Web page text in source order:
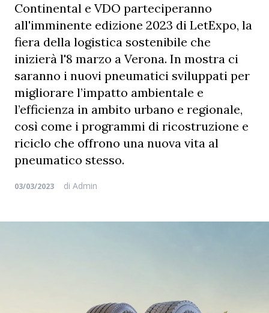
Continental e VDO parteciperanno
all'imminente edizione 2023 di LetExpo, la
fiera della logistica sostenibile che
inizierà l'8 marzo a Verona. In mostra ci
saranno i nuovi pneumatici sviluppati per
migliorare l’impatto ambientale e
l’efficienza in ambito urbano e regionale,
così come i programmi di ricostruzione e
riciclo che offrono una nuova vita al
pneumatico stesso.
03/03/2023 di Admin